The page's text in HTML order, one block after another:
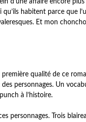
habitent parce que
Et mon
première qualité de ce
personnages. Un
à l’histoire.
personnages. Trois